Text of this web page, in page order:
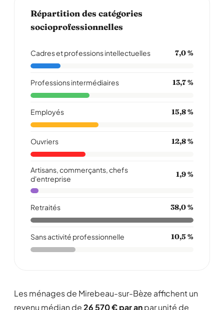
Répartition des catégories
socioprofessionnelles
Cadres et professions intellectuelles 7,0 %
Professions intermédiaires 13,7 %
Employés 15,8 %
Ouvriers 12,8 %
Artisans, commerçants, chefs
d'entreprise
1,9 %
Retraités 38,0 %
Sans activité professionnelle 10,5 %
Les ménages de Mirebeau-sur-Bèze affichent un
revenu médian de26 570 € par anpar unité de